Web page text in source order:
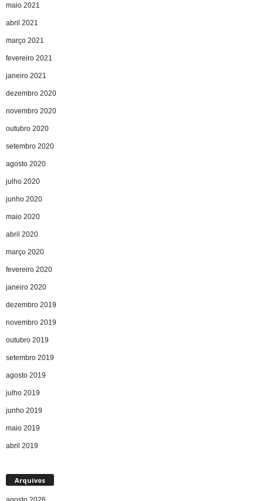
maio 2021
abril 2021
março 2021
fevereiro 2021
janeiro 2021
dezembro 2020
novembro 2020
outubro 2020
setembro 2020
agosto 2020
julho 2020
junho 2020
maio 2020
abril 2020
março 2020
fevereiro 2020
janeiro 2020
dezembro 2019
novembro 2019
outubro 2019
setembro 2019
agosto 2019
julho 2019
junho 2019
maio 2019
abril 2019
Arquivos